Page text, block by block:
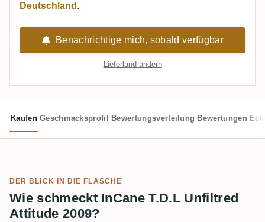
Deutschland .
Benachrichtige mich, sobald verfügbar
Lieferland ändern
Kaufen Geschmacksprofil Bewertungsverteilung Bewertungen
DER BLICK IN DIE FLASCHE
Wie schmeckt InCane T.D.L Unfiltred
Attitude 2009?